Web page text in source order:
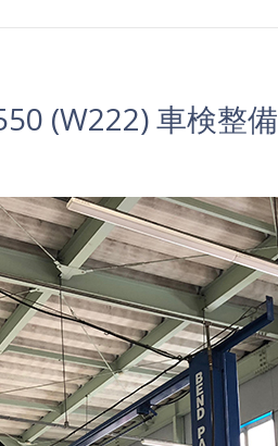
(W222) 車検整備